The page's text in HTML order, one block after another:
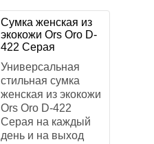
Сумка женская из
экокожи Ors Oro D-
422 Серая
Универсальная
стильная сумка
женская из экокожи
Ors Oro D-422
Серая на каждый
день и на выход